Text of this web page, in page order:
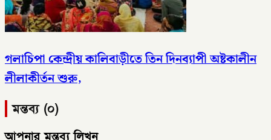
গলাচিপা কেন্দ্রীয় কালিবাড়ীতে তিন দিনব্যাপী অষ্টকালীন
লীলাকীর্তন শুরু,
মন্তব্য (০)
আপনার মন্তব্য লিখুন